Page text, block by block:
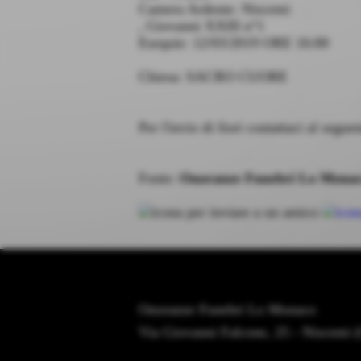
Camera Ardente: Niscemi
, Giovanni XXIII n°1
Esequie: 12/03/2019 ORE 16:00
Chiesa: SACRO CUORE
Per l'invio di fiori contattaci al
Fonte: Onoranze Funebri Lo
Onoranze Funebri Lo Monaco
Via Giovanni Falcone, 25 - Niscemi